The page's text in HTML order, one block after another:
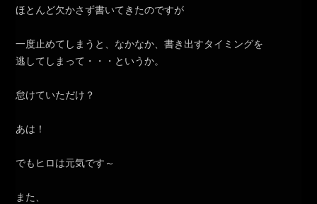
ほとんど欠かさず書いてきたのですが
一度止めてしまうと、なかなか、書き出すタイミングを
逃してしまって・・・というか。
怠けていただけ？
あは！
でもヒロは元気です～
また、